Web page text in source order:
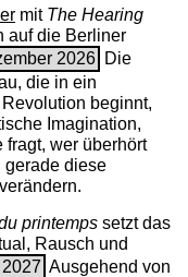
mit The ­Hearing
auf die Berliner
2026 Die
die in ein
beginnt,
Imagination,
fragt, wer überhört
gerade diese
printempssetzt das
Rausch und
Ausgehend von